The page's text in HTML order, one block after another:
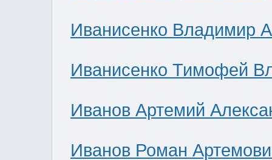
Иванисенко Владимир
Иванисенко Тимофей
Иванов Артемий
Иванов Роман